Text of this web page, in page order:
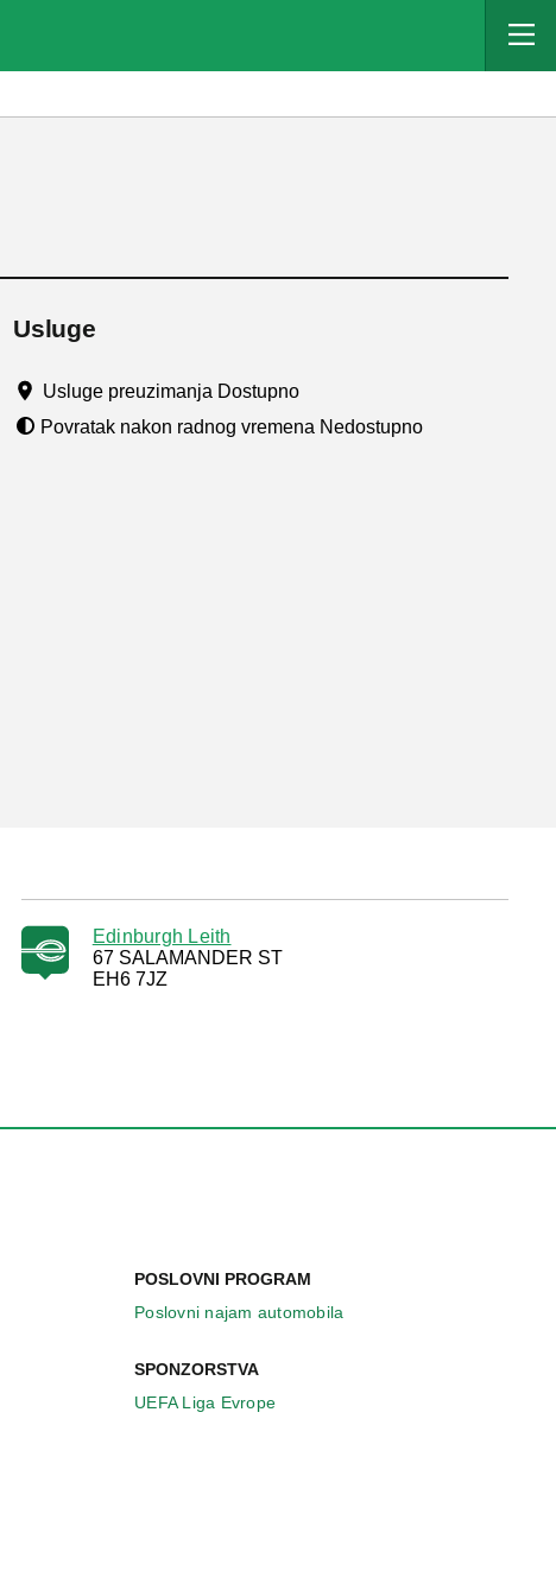
Usluge
Usluge preuzimanja Dostupno
Povratak nakon radnog vremena Nedostupno
Edinburgh Leith
67 SALAMANDER ST
EH6 7JZ
POSLOVNI PROGRAM
Poslovni najam automobila
SPONZORSTVA
UEFA Liga Evrope